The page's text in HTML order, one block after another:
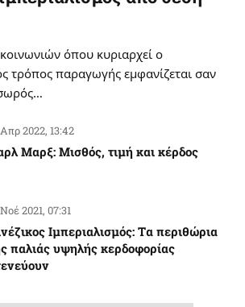
όπου κυριαρχεί ο
τρόπος παραγωγής εμφανίζεται σαν
2022, 13:42
Μαρξ: Μισθός, τιμή και κέρδος
2021, 07:31
Ιμπεριαλισμός: Tα περιθώρια
παλιάς υψηλής κερδοφορίας